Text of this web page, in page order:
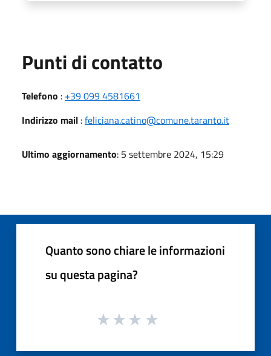
Punti di contatto
Telefono : +39 099 4581661
Indirizzo mail :feliciana.catino@comune.taranto.it
Ultimo aggiornamento: 5 settembre 2024, 15:29
Quanto sono chiare le informazioni
su questa pagina?